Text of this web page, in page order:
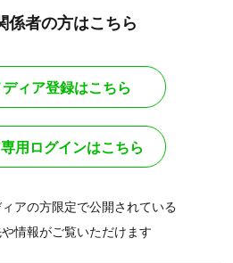
係者の方はこちら
ィア登録はこちら
用ログインはこちら
アの方限定で公開されている
情報がご覧いただけます